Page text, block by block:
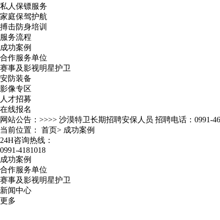
私人保镖服务
家庭保驾护航
搏击防身培训
服务流程
成功案例
合作服务单位
赛事及影视明星护卫
安防装备
影像专区
人才招募
在线报名
网站公告：>>>> 沙漠特卫长期招聘安保人员 招聘电话：0991-
当前位置： 首页> 成功案例
24H咨询热线：
0991-4181018
成功案例
合作服务单位
赛事及影视明星护卫
新闻中心
更多